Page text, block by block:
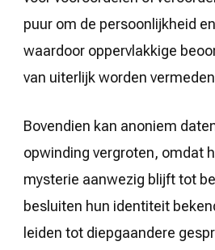
puur om de persoonlijkheid
waardoor oppervlakkige
van uiterlijk worden
Bovendien kan anoniem
opwinding vergroten, omdat
mysterie aanwezig blijft tot
besluiten hun identiteit
leiden tot diepgaandere